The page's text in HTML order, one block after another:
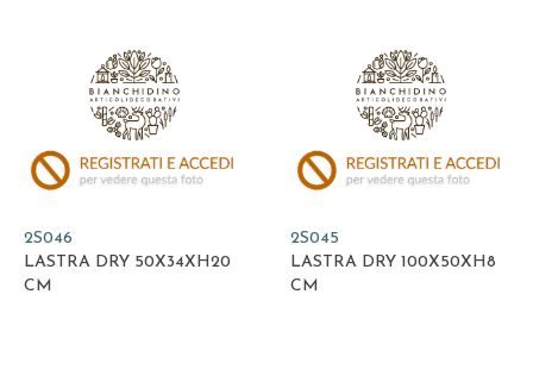
2S046
LASTRA DRY 50X34XH20
CM
2S045
LASTRA DRY 100X50XH8
CM